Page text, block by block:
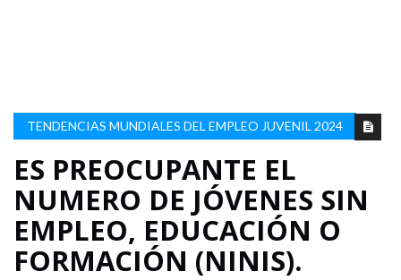
TENDENCIAS MUNDIALES DEL EMPLEO JUVENIL 2024
ES PREOCUPANTE EL
NUMERO DE JÓVENES SIN
EMPLEO, EDUCACIÓN O
FORMACIÓN (NINIS).